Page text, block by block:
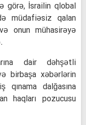
görə, İsrailin qlobal
müdafiəsiz qalan
onun mühasirəyə
dair dəhşətli
birbaşa xəbərlərin
qınama dalğasına
haqları pozucusu